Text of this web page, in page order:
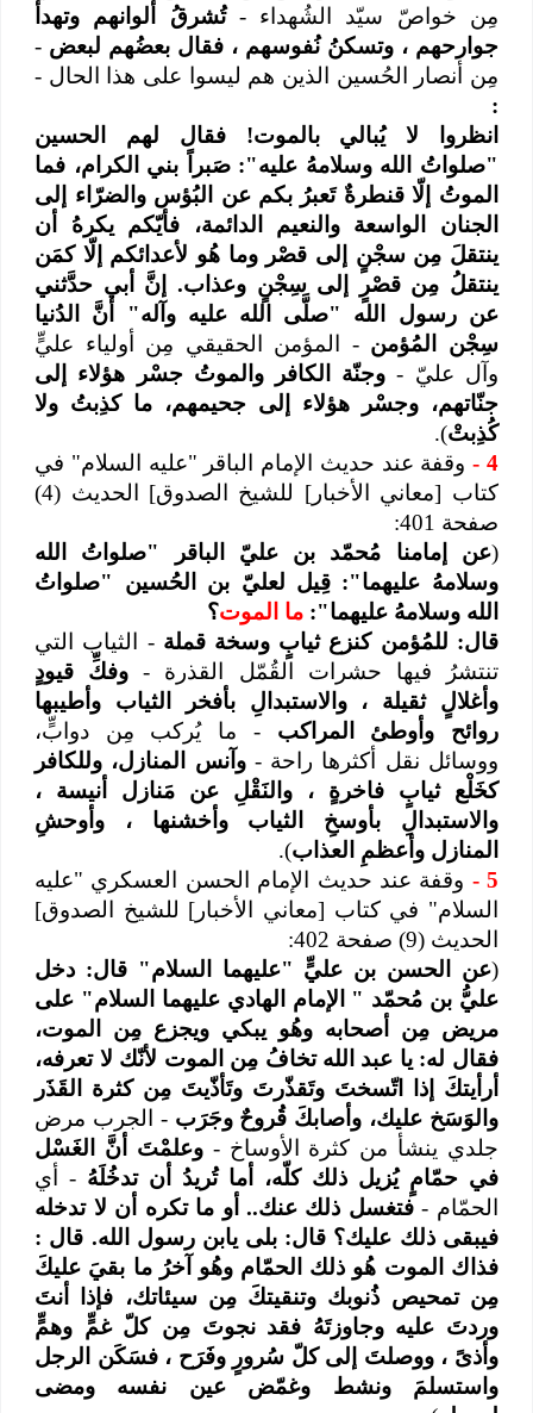
مِن خواصّ سيّد الشُهداء - تُشرقُ ألوانهم وتهدأ
جوارحهم ، وتسكنُ نُفوسهم ، فقال بعضُهم لبعض-
مِن أنصار الحُسين الذين هم ليسوا على هذا الحال -
انظروا لا يُبالي بالموت! فقال لهم الحسين
"صلواتُ الله وسلامهُ عليه": صَبراً بني الكرام، فما
الموتُ إلّا قنطرةٌ تَعبرُ بكم عن البُؤس والضرّاء إلى
الجنان الواسعة والنعيم الدائمة، فأيّكم يكرهُ أن
ينتقلَ مِن سجْنٍ إلى قصْر وما هُو لأعدائكم إلّا كمَن
ينتقلُ مِن قصْرٍ إلى سِجْنٍ وعذاب. إنَّ أبي حدَّثني
عن رسول الله "صلَّى‌ الله‌ عليه‌ وآله" أنَّ الدُنيا
سِجْن المُؤمن - المؤمن الحقيقي مِن أولياء عليٍّ
وآل عليّ - وجنّة الكافر والموتُ جسْر هؤلاء إلى
جنّاتهم، وجسْر هؤلاء إلى جحيمهم، ما كذِبتُ ولا
كُذِبتْ).
4
- وقفة عند حديث الإمام الباقر "عليه السلام" في
كتاب
[معاني الأخبار] للشيخ الصدوق] الحديث (4)
صفحة401:
عن إمامنا مُحمّد بن عليّ الباقر "صلواتُ الله
وسلامهُ عليهما": قِيل لعليّ بن الحُسين "صلواتُ
الله وسلامهُ عليهما":ما الموت؟
قال: للمُؤمن كنزع ثيابٍ وسخة قملة - الثياب التي
تنتشرُ فيها حشرات القُمّل القذرة - وفكِّ قيودٍ
وأغلالٍ ثقيلة ، والاستبدالِ بأفخر الثياب وأطيبها
روائح وأوطئ المراكب
- ما يُركب مِن دوابٍّ،
ووسائل نقل أكثرها راحة - وآنس المنازل، وللكافر
كخَلْع ثيابٍ فاخرةٍ ، والنَقْلِ عن مَنازل أنيسة ،
والاستبدالِ بأوسخِ الثياب وأخشنها ، وأوحشِ
المنازل وأعظمِ العذاب).
5
- وقفة عند حديث الإمام الحسن العسكري "عليه
السلام" في كتاب [معاني الأخبار] للشيخ الصدوق]
الحديث (9) صفحة 402:
عن الحسن بن عليٍّ "عليهما السلام" قال: دخل
عليُّ بن مُحمّد " الإمام الهادي عليهما‌ السلام" على
مريض مِن أصحابه وهُو يبكي ويجزع مِن الموت،
فقال له: يا عبد الله تخافُ مِن الموت لأنّك لا تعرفه،
أرأيتكَ إذا اتّسختَ وتَقذّرتَ وتَأذّيتَ مِن كثرة القَذَر
والوَسَخ عليك، وأصابكَ قُروحٌ وجَرَب - الجرب مرض
جلدي ينشأ من كثرة الأوساخ - وعلمْتَ أنَّ الغَسْل
في حمّامٍ يُزيل ذلك كلّه، أما تُريدُ أن تدخُلَهُ - أي
الحمّام - فتغسل ذلك عنك.. أو ما تكره أن لا تدخله
فيبقى ذلك عليك؟ قال: بلى يابن رسول الله. قال :
فذاك الموت هُو ذلك الحمّام وهُو آخرُ ما بقيَ عليكَ
مِن تمحيص ذُنوبك وتنقيتكَ مِن سيئاتك، فإذا أنتَ
وردتَ عليه وجاوزتَهُ فقد نجوتَ مِن كلّ غمٍّ وهمٍّ
وأذىً ، ووصلتَ إلى كلّ سُرورٍ وفَرَح ، فسَكَن الرجل
واستسلمَ ونشط وغمّض عين نفسه ومضى